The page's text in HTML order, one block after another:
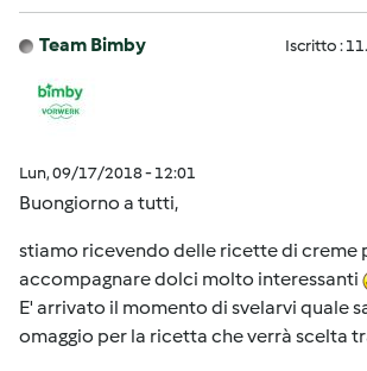
Team Bimby Iscritto :
Lun, 09/17/2018 - 12:01
Buongiorno a tutti,
stiamo ricevendo delle ricette di creme
accompagnare dolci molto interessanti
E' arrivato il momento di svelarvi quale
omaggio per la ricetta che verrà scelta